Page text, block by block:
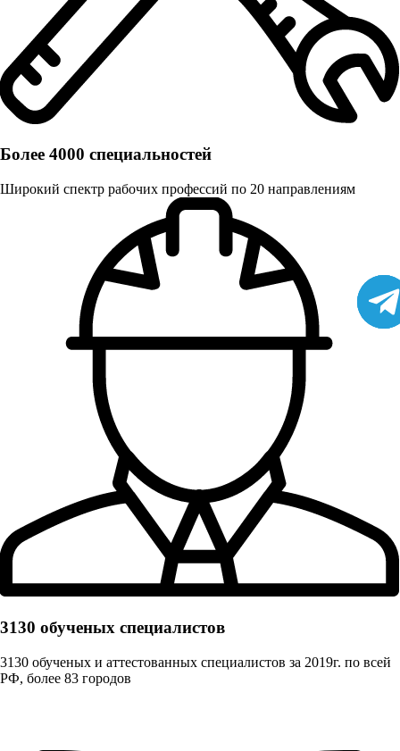
Более 4000 специальностей
Широкий спектр рабочих профессий по 20 направлениям
3130 обученых cпециалистов
3130 обученых и аттестованных специалистов за 2019г. по всей
РФ, более 83 городов